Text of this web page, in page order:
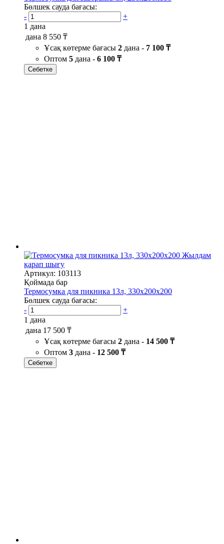
Бөлшек сауда бағасы:
-
+
1 дана
дана 8 550 ₸
Ұсақ көтерме бағасы 2 дана - 7 100 ₸
Оптом 5 дана - 6 100 ₸
Себетке
Жылдам
қарап шығу
Артикул: 103113
Қоймада бар
Термосумка для пикника 13л, 330х200х200
Бөлшек сауда бағасы:
-
+
1 дана
дана 17 500 ₸
Ұсақ көтерме бағасы 2 дана - 14 500 ₸
Оптом 3 дана - 12 500 ₸
Себетке